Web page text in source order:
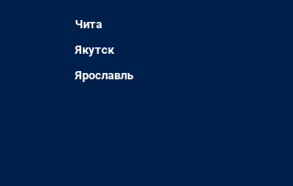
Чита
Якутск
Ярославль